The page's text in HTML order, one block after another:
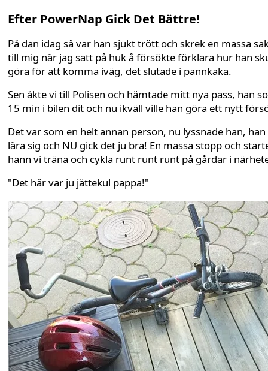
Efter PowerNap Gick Det Bättre!
På dan idag så var han sjukt trött och skrek en massa
till mig när jag satt på huk å försökte förklara hur han
göra för att komma iväg, det slutade i pannkaka.
Sen åkte vi till Polisen och hämtade mitt nya pass, han
15 min i bilen dit och nu ikväll ville han göra ett nytt
Det var som en helt annan person, nu lyssnade han,
lära sig och NU gick det ju bra! En massa stopp och
hann vi träna och cykla runt runt runt på gårdar i
"Det här var ju jättekul pappa!"